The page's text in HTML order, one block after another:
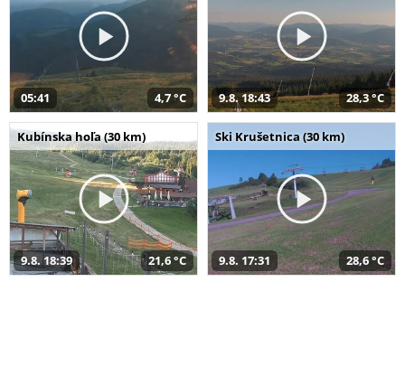
05:41 4,7 °C 9.8. 18:43 28,3 °C
Kubínska hoľa (30 km)
9.8. 18:39 21,6 °C
Ski Krušetnica (30 km)
9.8. 17:31 28,6 °C